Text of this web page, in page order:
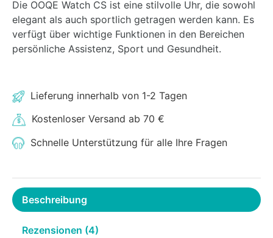
Die OOQE Watch CS ist eine stilvolle Uhr, die sowohl
elegant als auch sportlich getragen werden kann. Es
verfügt über wichtige Funktionen in den Bereichen
persönliche Assistenz, Sport und Gesundheit.
Lieferung innerhalb von 1-2 Tagen
Kostenloser Versand ab 70 €
Schnelle Unterstützung für alle Ihre Fragen
Beschreibung
Rezensionen (4)